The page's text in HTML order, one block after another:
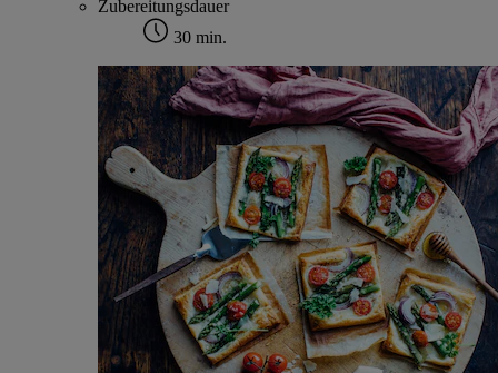
Zubereitungsdauer
30 min.